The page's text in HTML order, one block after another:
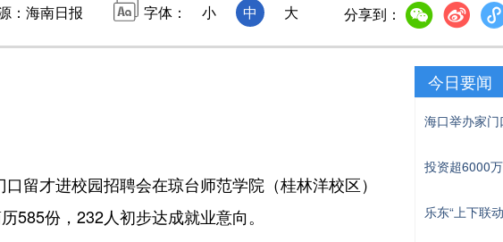
：海南日报 字体： 小 中 大 分享到：
留才进校园招聘会在琼台师范学院（桂林洋校区）
585份，232人初步达成就业意向。
今日要闻
海口举办家
投资超6000
乐东“上下联